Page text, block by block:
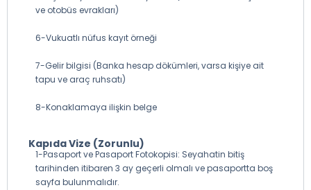
ve otobüs evrakları)
6-Vukuatlı nüfus kayıt örneği
7-Gelir bilgisi (Banka hesap dökümleri, varsa kişiye ait
tapu ve araç ruhsatı)
8-Konaklamaya ilişkin belge
Kapıda Vize (Zorunlu)
1-Pasaport ve Pasaport Fotokopisi: Seyahatin bitiş
tarihinden itibaren 3 ay geçerli olmalı ve pasaportta boş
sayfa bulunmalıdır.